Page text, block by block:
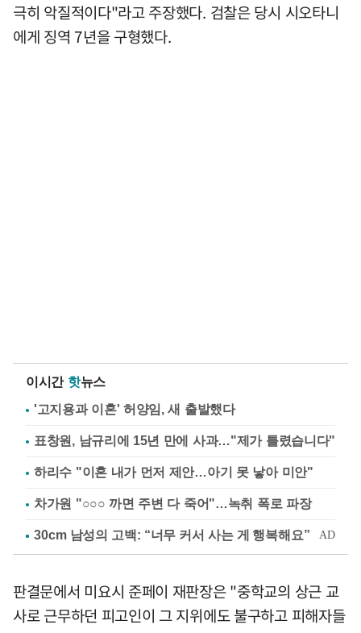
극히 악질적이다"라고 주장했다. 검찰은 당시 시오타니
에게 징역 7년을 구형했다.
이시간 핫뉴스
'고지용과 이혼' 허양임, 새 출발했다
표창원, 남규리에 15년 만에 사과…"제가 틀렸습니다"
하리수 "이혼 내가 먼저 제안…아기 못 낳아 미안"
차가원 "○○○ 까면 주변 다 죽어"…녹취 폭로 파장
판결문에서 미요시 준페이 재판장은 "중학교의 상근 교
사로 근무하던 피고인이 그 지위에도 불구하고 피해자들